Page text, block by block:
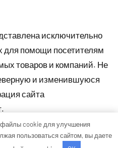
исключительно
для помощи посетителям
товаров и компаний. Не
и изменившуюся
сайта
файлы cookie для улучшения
пользоваться сайтом, вы даете